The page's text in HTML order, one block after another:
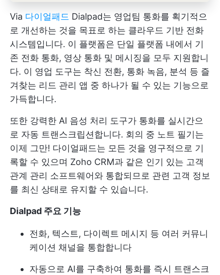
Via 다이얼패드 Dialpad는 영업팀 통화를 획기적으
로 개선하는 것을 목표로 하는 클라우드 기반 전화
시스템입니다. 이 플랫폼은 단일 플랫폼 내에서 기
존 전화 통화, 영상 통화 및 메시징을 모두 지원합니
다. 이 영업 도구는 착신 전환, 통화 녹음, 분석 등 즐
겨찾는 리드 관리 앱 중 하나가 될 수 있는 기능으로
가득합니다.
또한 강력한 AI 음성 처리 도구가 통화를 실시간으
로 자동 트랜스크립션합니다. 회의 중 노트 필기는
이제 그만! 다이얼패드는 모든 것을 영구적으로 기
록할 수 있으며 Zoho CRM과 같은 인기 있는 고객
관계 관리 소프트웨어와 통합되므로 관련 고객 정보
를 최신 상태로 유지할 수 있습니다.
Dialpad 주요 기능
전화, 텍스트, 다이렉트 메시지 등 여러 커뮤니
케이션 채널을 통합합니다
자동으로 AI를 구축하여 통화를 즉시 트랜스크